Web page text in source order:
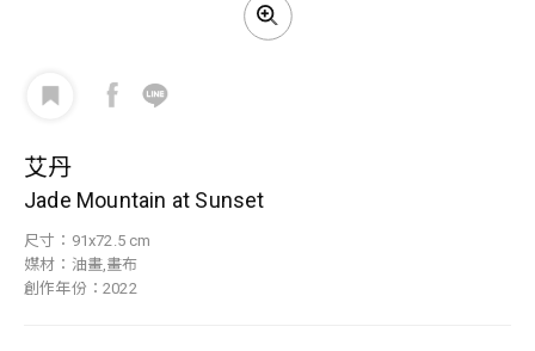
艾丹
Jade Mountain at Sunset
尺寸：91x72.5 cm
媒材：油畫,畫布
創作年份：2022